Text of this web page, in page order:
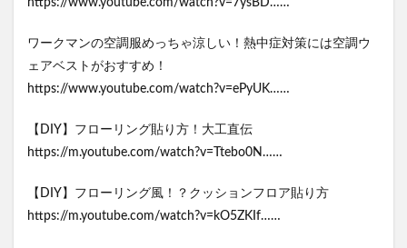
https://www.youtube.com/watch?v=7ysBD……
ワークマンの空調服めっちゃ涼しい！熱中症対策には空調ウ
ェアベストがおすすめ！
https://www.youtube.com/watch?v=ePyUK……
【DIY】フローリング貼り方！大工直伝
https://m.youtube.com/watch?v=Ttebo0N……
【DIY】フローリング風！？クッションフロア貼り方
https://m.youtube.com/watch?v=kO5ZKIf……